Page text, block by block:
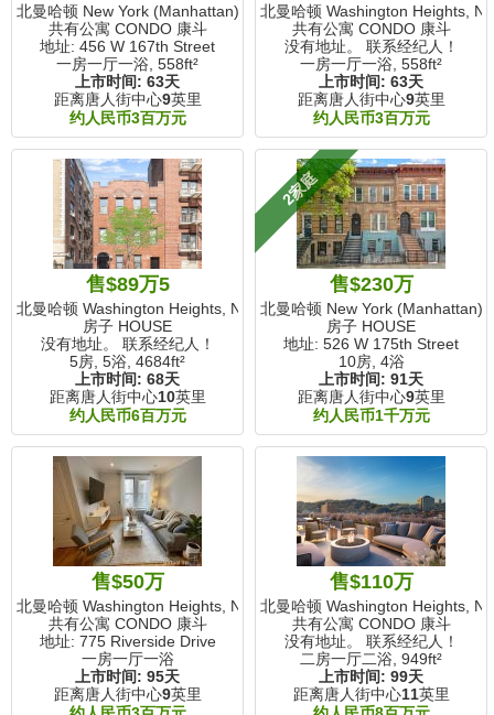
北曼哈顿 New York (Manhattan), NY
共有公寓 CONDO 康斗
地址: 456 W 167th Street
一房一厅一浴, 558ft²
上市时间: 63天
距离唐人街中心9英里
约人民币3百万元
北曼哈顿 Washington Heights, NY
共有公寓 CONDO 康斗
没有地址。 联系经纪人！
一房一厅一浴, 558ft²
上市时间: 63天
距离唐人街中心9英里
约人民币3百万元
售$89万5
北曼哈顿 Washington Heights, NY
房子 HOUSE
没有地址。 联系经纪人！
5房, 5浴, 4684ft²
上市时间: 68天
距离唐人街中心10英里
约人民币6百万元
2家庭
售$230万
北曼哈顿 New York (Manhattan),
房子 HOUSE
地址: 526 W 175th Street
10房, 4浴
上市时间: 91天
距离唐人街中心9英里
约人民币1千万元
售$50万
北曼哈顿 Washington Heights, NY
共有公寓 CONDO 康斗
地址: 775 Riverside Drive
一房一厅一浴
上市时间: 95天
距离唐人街中心9英里
售$110万
北曼哈顿 Washington Heights, NY
共有公寓 CONDO 康斗
没有地址。 联系经纪人！
二房一厅二浴, 949ft²
上市时间: 99天
距离唐人街中心11英里